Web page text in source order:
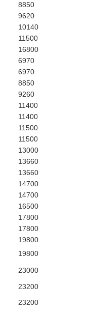
8850
9620
10140
11500
16800
6970
6970
8850
9260
11400
11400
11500
11500
13000
13660
13660
14700
14700
16500
17800
17800
19800
19800
23000
23200
23200